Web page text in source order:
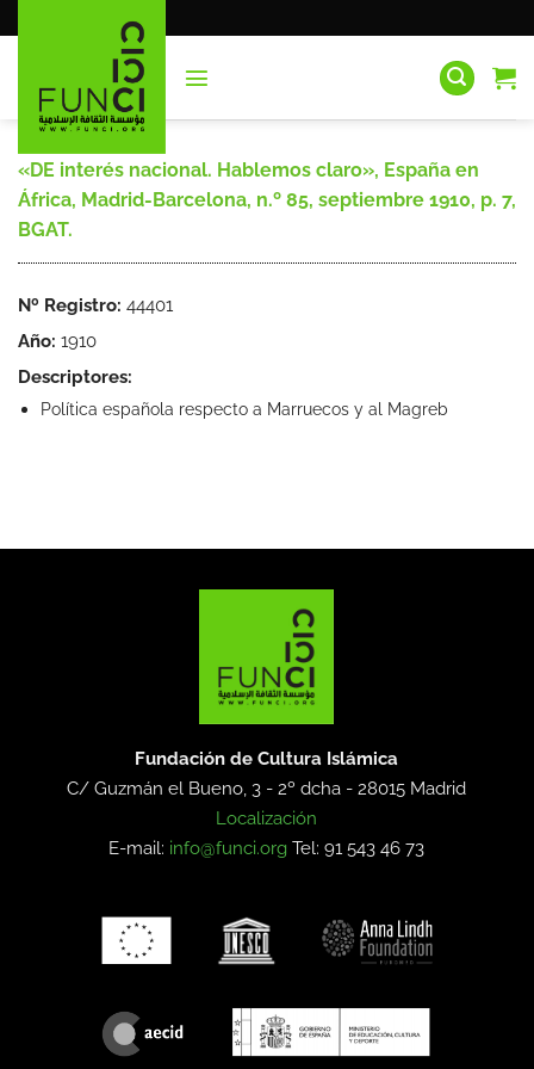
al
«DE interés nacional. Hablemos claro», España en
África, Madrid-Barcelona, n.º 85, septiembre 1910, p. 7,
BGAT.
Nº Registro: 44401
Año: 1910
Descriptores:
Política española respecto a Marruecos y al Magreb
Fundación de Cultura Islámica
C/ Guzmán el Bueno, 3 - 2º dcha -28015 Madrid
Localización
E-mail: info@funci.org Tel: 91 543 46 73